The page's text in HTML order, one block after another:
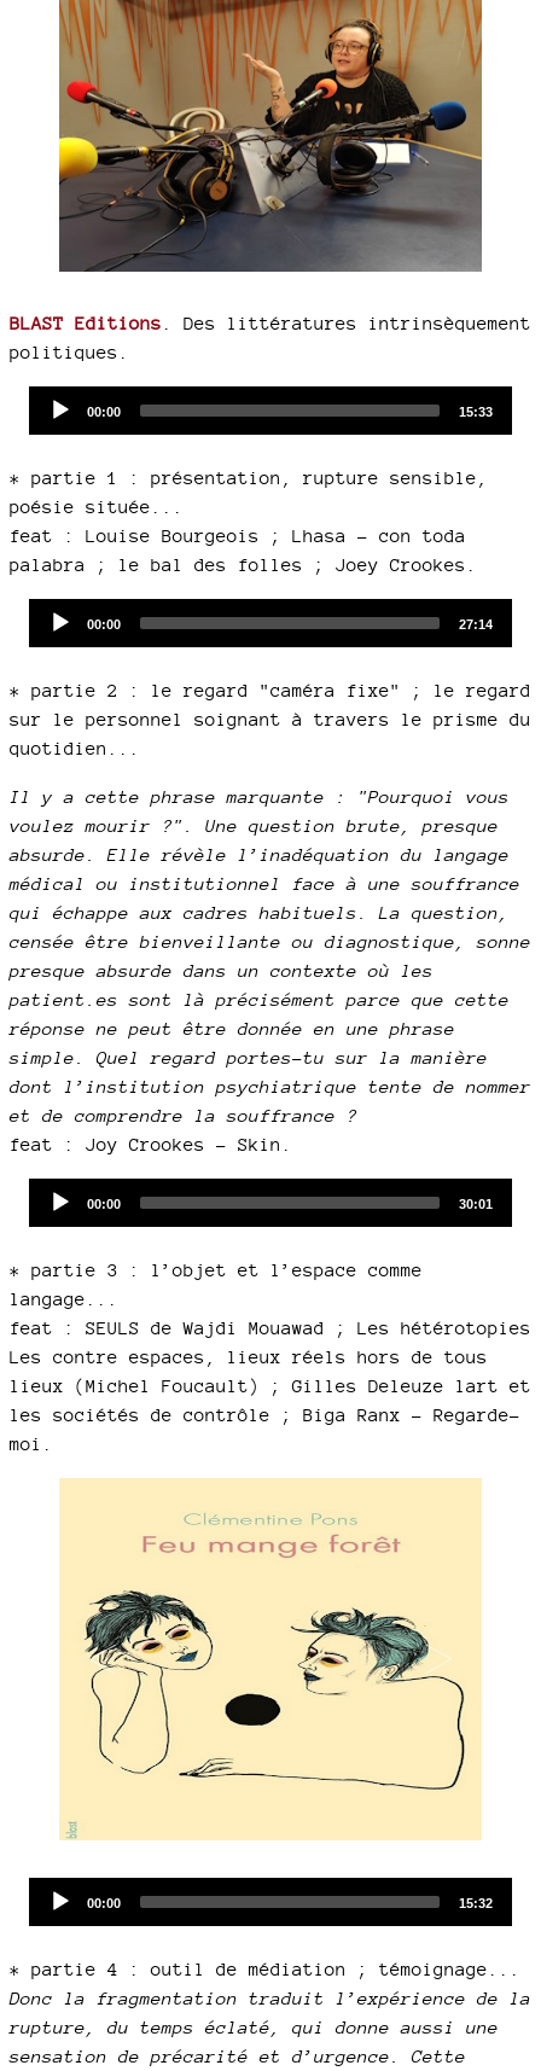
BLAST Editions . Des littératures intrinsèquement
politiques.
Current
00:00
Total
15:33
* partie 1 : présentation, rupture sensible,
poésie située...
feat : Louise Bourgeois ; Lhasa - con toda
palabra ; le bal des folles ; Joey Crookes.
Current
00:00
Total
27:14
* partie 2 : le regard "caméra fixe" ; le regard
sur le personnel soignant à travers le prisme du
quotidien...
Il y a cette phrase marquante : "Pourquoi vous
voulez mourir ?". Une question brute, presque
absurde. Elle révèle l’inadéquation du langage
médical ou institutionnel face à une souffrance
qui échappe aux cadres habituels. La question,
censée être bienveillante ou diagnostique, sonne
presque absurde dans un contexte où les
patient.es sont là précisément parce que cette
réponse ne peut être donnée en une phrase
simple. Quel regard portes-tu sur la manière
dont l’institution psychiatrique tente de nommer
et de comprendre la souffrance ?
feat : Joy Crookes - Skin.
Current
00:00
Total
30:01
* partie 3 : l’objet et l’espace comme
langage...
feat : SEULS de Wajdi Mouawad ; Les hétérotopies
Les contre espaces, lieux réels hors de tous
lieux (Michel Foucault) ; Gilles Deleuze lart et
les sociétés de contrôle ; Biga Ranx - Regarde-
moi.
Current
00:00
Total
15:32
* partie 4 : outil de médiation ; témoignage...
Donc la fragmentation traduit l’expérience de la
rupture, du temps éclaté, qui donne aussi une
sensation de précarité et d’urgence. Cette